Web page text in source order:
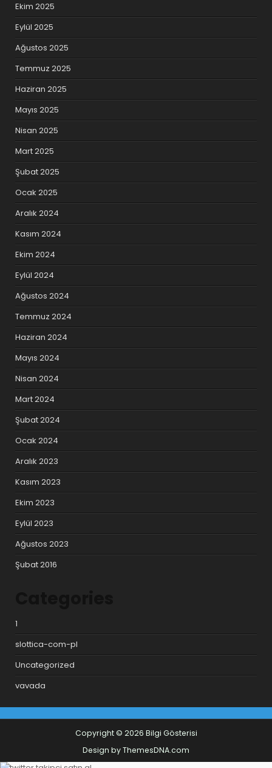
Ekim 2025
Eylül 2025
Ağustos 2025
Temmuz 2025
Haziran 2025
Mayıs 2025
Nisan 2025
Mart 2025
Şubat 2025
Ocak 2025
Aralık 2024
Kasım 2024
Ekim 2024
Eylül 2024
Ağustos 2024
Temmuz 2024
Haziran 2024
Mayıs 2024
Nisan 2024
Mart 2024
Şubat 2024
Ocak 2024
Aralık 2023
Kasım 2023
Ekim 2023
Eylül 2023
Ağustos 2023
Şubat 2016
1
slottica-com-pl
Uncategorized
vavada
Copyright © 2026 Bilgi Gösterisi
Design by ThemesDNA.com